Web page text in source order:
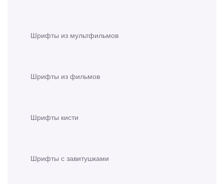
Шрифты из мультфильмов
Шрифты из фильмов
Шрифты кисти
Шрифты с завитушками